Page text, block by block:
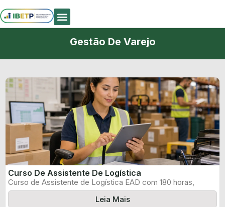
Gestão De Varejo
Curso De Assistente De Logística
Curso de Assistente de Logística EAD com 180 horas,
certificado informado pelo produtor ...
Leia Mais